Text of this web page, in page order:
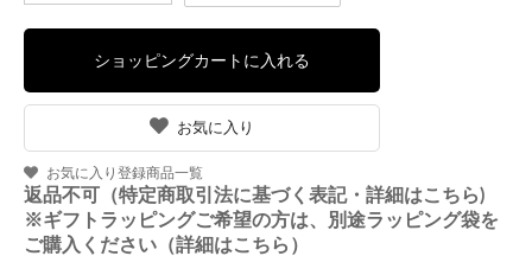
お気に入り
お気に入り登録商品一覧
返品不可（特定商取引法に基づく表記・詳細はこちら)
※ギフトラッピングご希望の方は、別途ラッピング袋を
ご購入ください（詳細はこちら）